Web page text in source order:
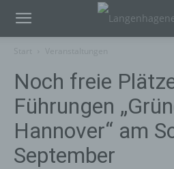
Noch freie
Führungen
Hannover“ am
September